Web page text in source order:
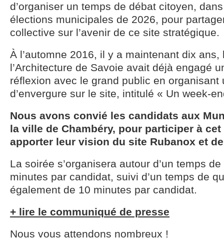
d’organiser un temps de débat citoyen,
élections municipales de 2026, pour
collective sur l’avenir de ce site stratégique.
À l’automne 2016, il y a maintenant dix ans,
l’Architecture de Savoie avait déjà engagé
réflexion avec le grand public en organisant
d’envergure sur le site, intitulé « Un week-
Nous avons convié les candidats aux
la ville de Chambéry, pour participer à
apporter leur vision du site Rubanox et
La soirée s’organisera autour d’un temps
minutes par candidat, suivi d’un temps de
également de 10 minutes par candidat.
+ lire le communiqué de presse
Nous vous attendons nombreux !